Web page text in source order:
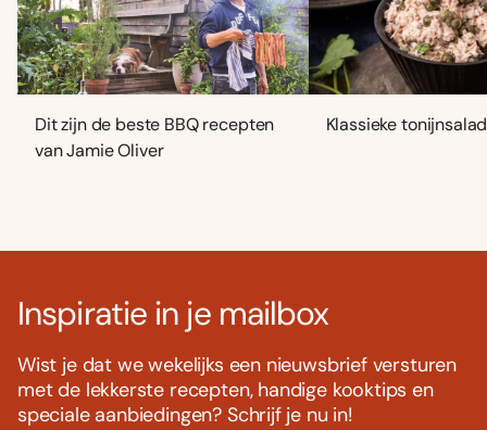
Dit zijn de beste BBQ recepten
van Jamie Oliver
Klassieke
Inspiratie in je mailbox
Wist je dat we wekelijks een nieuwsbrief versturen
met de lekkerste recepten, handige kooktips en
speciale aanbiedingen? Schrijf je nu in!